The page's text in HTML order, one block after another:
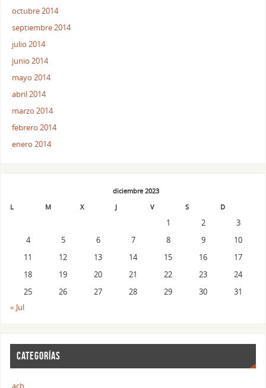
octubre 2014
septiembre 2014
julio 2014
junio 2014
mayo 2014
abril 2014
marzo 2014
febrero 2014
enero 2014
diciembre 2023
L
M X J V S D
1 2
3
4
5 6 7 8 9
10
11
12 13 14 15 16
17
18
19 20 21 22 23
24
25
26 27 28 29 30
31
« Jul
CATEGORÍAS